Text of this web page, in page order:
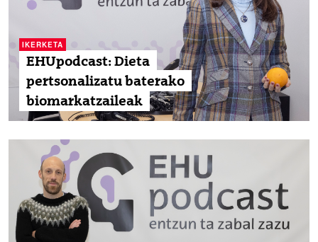
IKERKETA
EHUpodcast: Dieta
pertsonalizatu baterako
biomarkatzaileak